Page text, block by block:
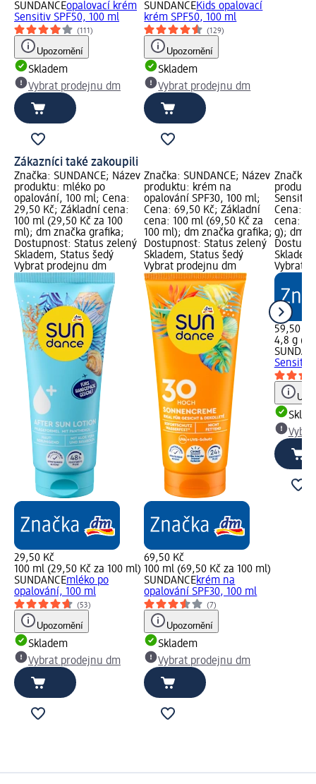
SUNDANCEopalovací krém
Sensitiv SPF50, 100 ml
(111)
Upozornění
Skladem
Vybrat prodejnu dm
SUNDANCEKids opalovací
krém SPF50, 100 ml
(129)
Upozornění
Skladem
Vybrat prodejnu dm
Zákazníci také zakoupili
Značka: SUNDANCE; Název
produktu: mléko po
opalování, 100 ml; Cena:
29,50 Kč; Základní cena:
100 ml (29,50 Kč za 100
ml); dm značka grafika;
Dostupnost: Status zelený
Skladem, Status šedý
Vybrat prodejnu dm
29,50 Kč
100 ml (29,50 Kč za 100 ml)
SUNDANCEmléko po
opalování, 100 ml
(53)
Upozornění
Skladem
Vybrat prodejnu dm
Značka: SUNDANCE; Název
produktu: krém na
opalování SPF30, 100 ml;
Cena: 69,50 Kč; Základní
cena: 100 ml (69,50 Kč za
100 ml); dm značka grafika;
Dostupnost: Status zelený
Skladem, Status šedý
Vybrat prodejnu dm
69,50 Kč
100 ml (69,50 Kč za 100 ml)
SUNDANCEkrém na
opalování SPF30, 100 ml
(7)
Upozornění
Skladem
Vybrat prodejnu dm
Značka:
Sensitiv
Cena:
cena:
g); dm
Vybrat
59,50 Kč
4,8 g
Sensitiv